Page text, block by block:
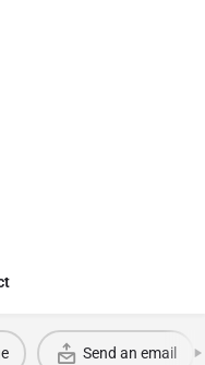
Send an email